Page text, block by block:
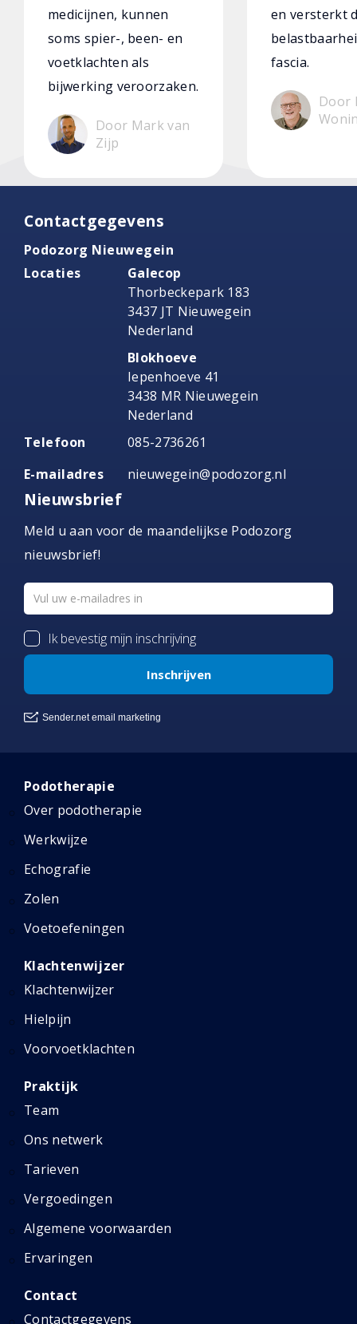
medicijnen, kunnen
soms spier-, been- en
voetklachten als
bijwerking veroorzaken.
Door Mark van
Zijp
en versterkt
fascia.
Door
Contactgegevens
Podozorg Nieuwegein
Locaties
Galecop
Thorbeckepark 183
3437 JT Nieuwegein
Nederland
Blokhoeve
Iepenhoeve 41
3438 MR Nieuwegein
Nederland
Telefoon
085-2736261
E-mailadres
nieuwegein@podozorg.nl
Nieuwsbrief
Meld u aan voor de maandelijkse Podozorg
nieuwsbrief!
Podotherapie
Over podotherapie
Werkwijze
Echografie
Zolen
Voetoefeningen
Klachtenwijzer
Klachtenwijzer
Hielpijn
Voorvoetklachten
Praktijk
Team
Ons netwerk
Tarieven
Vergoedingen
Algemene voorwaarden
Ervaringen
Contact
Contactgegevens